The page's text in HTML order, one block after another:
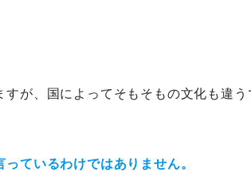
が、国によってそもそもの文化も違う
ているわけではありません。